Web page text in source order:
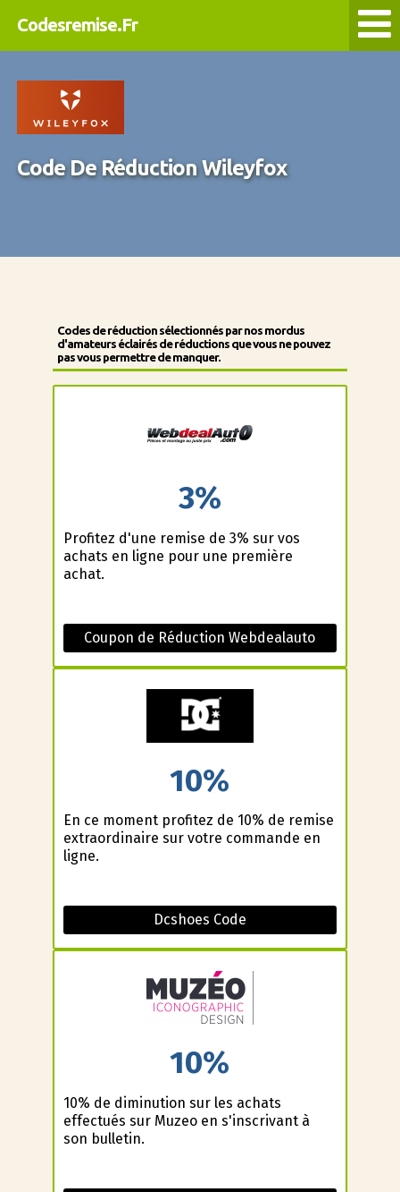
Codesremise.Fr
Code De Réduction Wileyfox
Codes de réduction sélectionnés par nos mordus
d'amateurs éclairés de réductions que vous ne pouvez
pas vous permettre de manquer.
3%
Profitez d'une remise de 3% sur vos
achats en ligne pour une première
achat.
Coupon de Réduction Webdealauto
10%
En ce moment profitez de 10% de remise
extraordinaire sur votre commande en
ligne.
Dcshoes Code
10%
10% de diminution sur les achats
effectués sur Muzeo en s'inscrivant à
son bulletin.